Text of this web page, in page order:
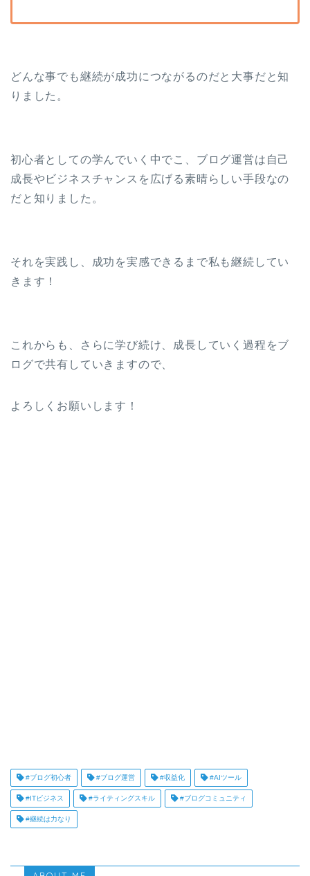
どんな事でも継続が成功につながるのだと大事だと知
りました。
初心者としての学んでいく中でこ、ブログ運営は自己
成長やビジネスチャンスを広げる素晴らしい手段なの
だと知りました。
それを実践し、成功を実感できるまで私も継続してい
きます！
これからも、さらに学び続け、成長していく過程をブ
ログで共有していきますので、
よろしくお願いします！
#ブログ初心者 #ブログ運営 #収益化 #AIツール
#ITビジネス #ライティングスキル #ブログコミュニティ
#継続は力なり